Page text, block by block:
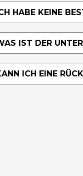
HABE KEINE
IST DER
ICH EINE